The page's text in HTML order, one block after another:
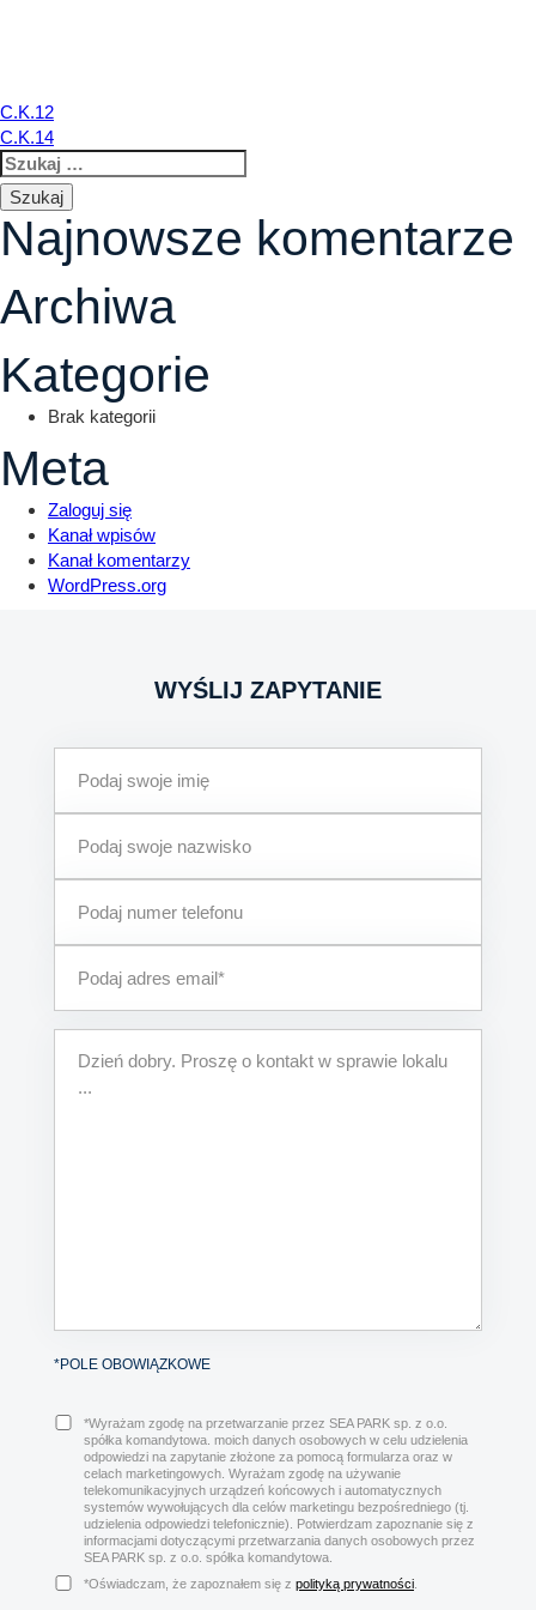
Nawigacja
wpisu
C.K.12
C.K.14
Szukaj:
Najnowsze komentarze
Archiwa
Kategorie
Brak kategorii
Meta
Zaloguj się
Kanał wpisów
Kanał komentarzy
WordPress.org
WYŚLIJ ZAPYTANIE
*POLE OBOWIĄZKOWE
*Wyrażam zgodę na przetwarzanie przez SEA PARK sp. z o.o.
spółka komandytowa. moich danych osobowych w celu udzielenia
odpowiedzi na zapytanie złożone za pomocą formularza oraz w
celach marketingowych. Wyrażam zgodę na używanie
telekomunikacyjnych urządzeń końcowych i automatycznych
systemów wywołujących dla celów marketingu bezpośredniego (tj.
udzielenia odpowiedzi telefonicznie). Potwierdzam zapoznanie się z
informacjami dotyczącymi przetwarzania danych osobowych przez
SEA PARK sp. z o.o. spółka komandytowa.
*Oświadczam, że zapoznałem się z polityką prywatności